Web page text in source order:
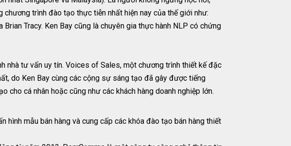
trình đào tạo thực tiễn nhất hiện nay của thế giới như:
Brian Tracy. Ken Bay cũng là chuyên gia thực hành NLP có chứng
nhà tư vấn uy tín. Voices of Sales, một chương trình thiết kế đặc
do Ken Bay cùng các cộng sự sáng tạo đã gây được tiếng
cho cá nhân hoặc cũng như các khách hàng doanh nghiệp lớn.
mẫu bán hàng và cung cấp các khóa đào tạo bán hàng thiết